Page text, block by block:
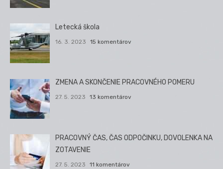
Letecká škola
16. 3. 2023 15 komentárov
ZMENA A SKONČENIE PRACOVNÉHO POMERU
27. 5. 2023 13 komentárov
PRACOVNÝ ČAS, ČAS ODPOČINKU, DOVOLENKA NA
ZOTAVENIE
27. 5. 2023 11 komentárov